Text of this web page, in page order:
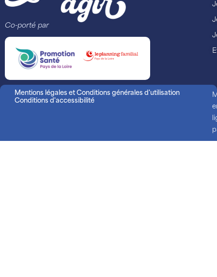
Co-porté par
Mentions légales et Conditions générales d'utilisation
Conditions d'accessibilité